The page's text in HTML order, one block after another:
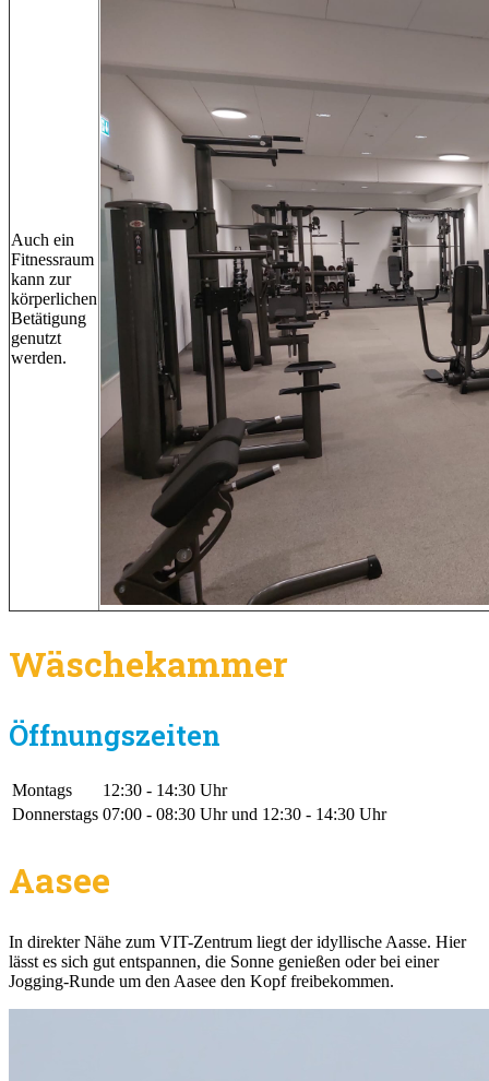
Auch ein
Fitnessraum
kann zur
körperlichen
Betätigung
genutzt
werden.
Wäschekammer
Öffnungszeiten
Montags
12:30 - 14:30 Uhr
Donnerstags 07:00 - 08:30 Uhr und 12:30 - 14:30 Uhr
Aasee
In direkter Nähe zum VIT-Zentrum liegt der idyllische Aasse. Hier
lässt es sich gut entspannen, die Sonne genießen oder bei einer
Jogging-Runde um den Aasee den Kopf freibekommen.